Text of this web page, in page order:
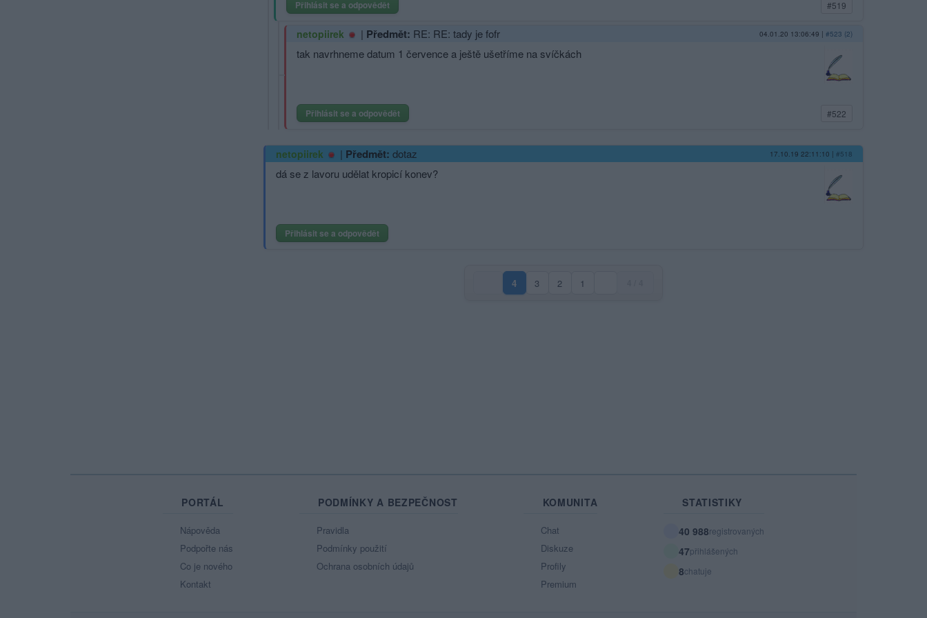
Přihlásit se a odpovědět #519
netopiirek | Předmět: RE: RE: tady je fofr 04.01.20 13:06:49 | #523 (2)
tak navrhneme datum 1 července a ještě ušetříme na svíčkách
Přihlásit se a odpovědět #522
netopiirek | Předmět: dotaz 17.10.19 22:11:10 | #518
dá se z lavoru udělat kropicí konev?
Přihlásit se a odpovědět
4(aktuální strana)
3 2 1
PORTÁL
Nápověda
Podpořte nás
Co je nového
Kontakt
PODMÍNKY A BEZPEČNOST
Pravidla
Podmínky použití
Ochrana osobních údajů
KOMUNITA
Chat
Diskuze
Profily
Premium
STATISTIKY
40 988registrovaných
47přihlášených
8chatuje